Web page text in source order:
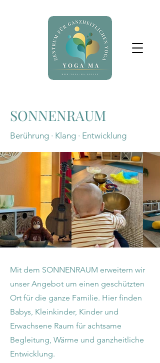
SONNENRAUM
Berührung · Klang · Entwicklung
Mit dem SONNENRAUM erweitern wir
unser Angebot um einen geschützten
Ort für die ganze Familie. Hier finden
Babys, Kleinkinder, Kinder und
Erwachsene Raum für achtsame
Begleitung, Wärme und ganzheitliche
Entwicklung.